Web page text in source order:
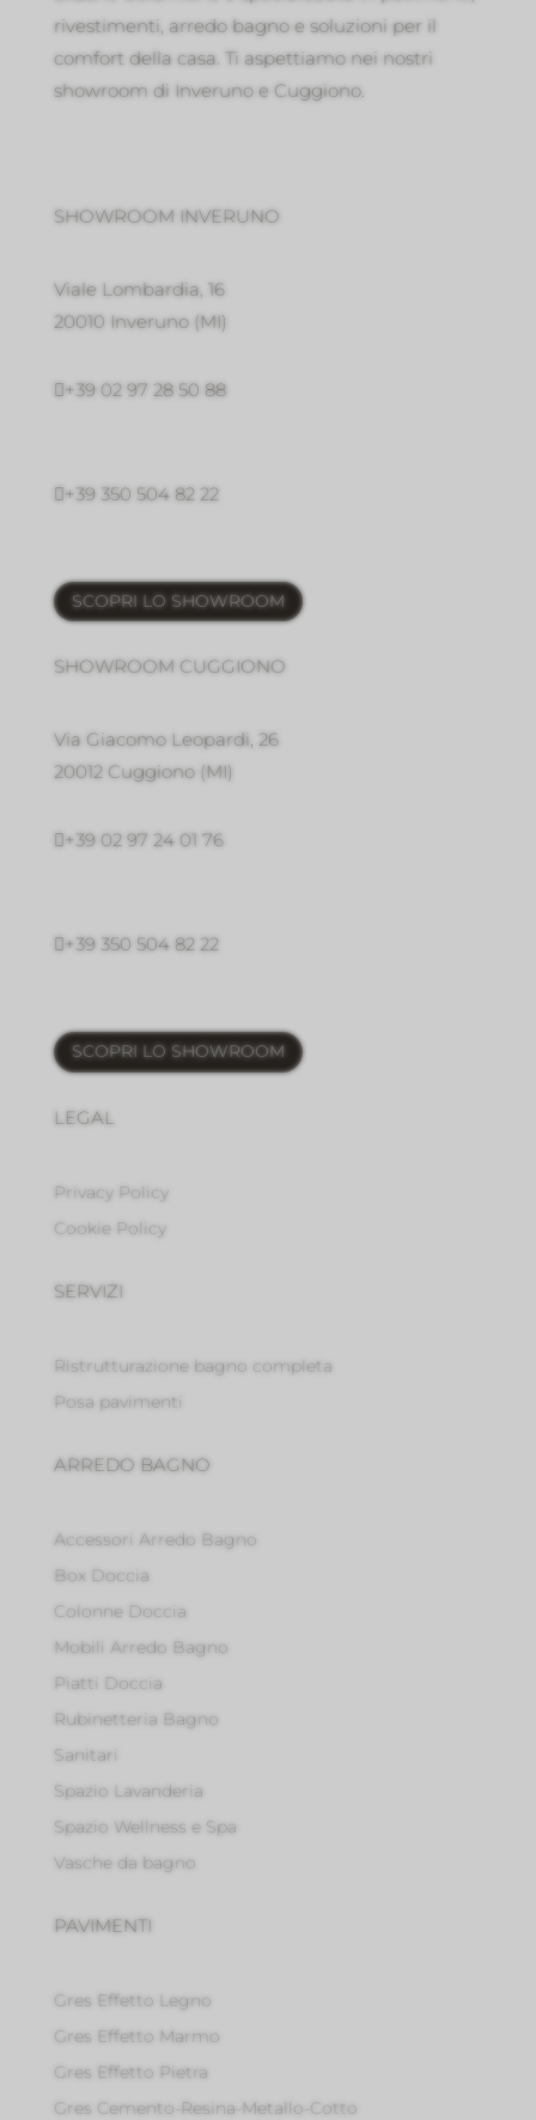
rivestimenti, arredo bagno e soluzioni per il
comfort della casa. Ti aspettiamo nei nostri
showroom di Inveruno e Cuggiono.
SHOWROOM INVERUNO
Viale Lombardia, 16
20010 Inveruno(MI)
+39 02 97 28 50 88
+39 350 504 82 22
SCOPRI LO SHOWROOM
SHOWROOM CUGGIONO
Via Giacomo Leopardi, 26
20012 Cuggiono (MI)
+39 02 97 24 01 76
+39 350 504 82 22
SCOPRI LO SHOWROOM
LEGAL
Privacy Policy
Cookie Policy
SERVIZI
Ristrutturazione bagno completa
Posa pavimenti
ARREDO BAGNO
Accessori Arredo Bagno
Box Doccia
Colonne Doccia
Mobili Arredo Bagno
Piatti Doccia
Rubinetteria Bagno
Sanitari
Spazio Lavanderia
Spazio Wellness e Spa
Vasche da bagno
PAVIMENTI
Gres Effetto Legno
Gres Effetto Marmo
Gres Effetto Pietra
Gres Cemento-Resina-Metallo-Cotto